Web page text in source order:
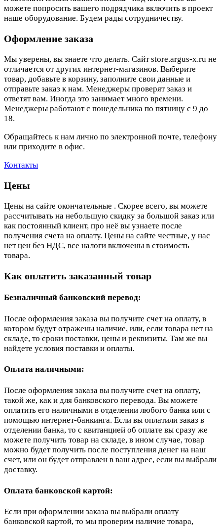
можете попросить вашего подрядчика включить в проект
наше оборудование. Будем рады сотрудничеству.
Оформление заказа
Мы уверены, вы знаете что делать. Сайт store.argus-x.ru не
отличается от других интернет-магазинов. Выберите
товар, добавьте в корзину, заполните свои данные и
отправьте заказ к нам. Менеджеры проверят заказ и
ответят вам. Иногда это занимает много времени.
Менеджеры работают с понедельника по пятницу с 9 до
18.
Обращайтесь к нам лично по электронной почте, телефону
или приходите в офис.
Контакты
Цены
Цены на сайте окончательные . Скорее всего, вы можете
рассчитывать на небольшую скидку за большой заказ или
как постоянный клиент, про неё вы узнаете после
получения счета на оплату. Цены на сайте честные, у нас
нет цен без НДС, все налоги включены в стоимость
товара.
Как оплатить заказанный товар
Безналичный банковский перевод:
После оформления заказа вы получите счет на оплату, в
котором будут отражены наличие, или, если товара нет на
складе, то сроки поставки, цены и реквизиты. Там же вы
найдете условия поставки и оплаты.
Оплата наличными:
После оформления заказа вы получите счет на оплату,
такой же, как и для банковского перевода. Вы можете
оплатить его наличными в отделении любого банка или с
помощью интернет-банкинга. Если вы оплатили заказ в
отделении банка, то с квитанцией об оплате вы сразу же
можете получить товар на складе, в ином случае, товар
можно будет получить после поступления денег на наш
счет, или он будет отправлен в ваш адрес, если вы выбрали
доставку.
Оплата банковской картой:
Если при оформлении заказа вы выбрали оплату
банковской картой, то мы проверим наличие товара,